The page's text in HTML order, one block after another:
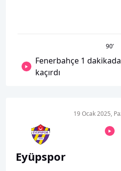
90’
Fenerbahçe 1
kaçırdı
Eyüpspor
19 Ocak 2025,